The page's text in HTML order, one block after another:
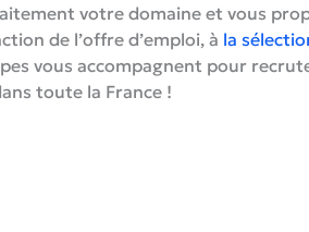
votre domaine et vous
de l’offre d’emploi, à la
vous accompagnent pour
toute la France !